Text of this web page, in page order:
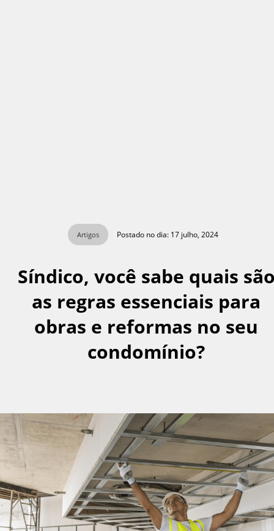
Artigos Postado no dia: 17 julho, 2024
Síndico, você sabe quais
as regras essenciais para
obras e reformas no seu
condomínio?